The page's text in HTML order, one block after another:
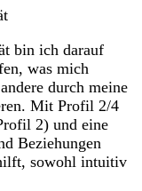
bin ich darauf
was mich
durch meine
Mit Profil 2/4
2) und eine
Beziehungen
sowohl intuitiv